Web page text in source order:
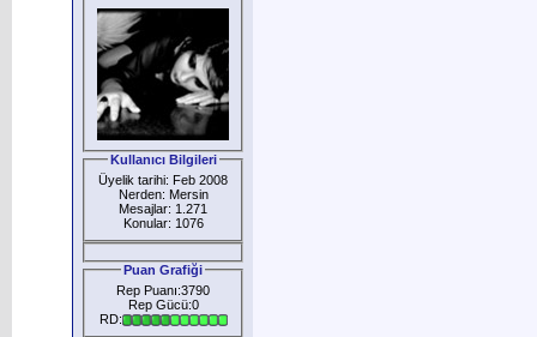
Kullanıcı Bilgileri
Üyelik tarihi: Feb 2008
Nerden: Mersin
Mesajlar: 1.271
Konular: 1076
Puan Grafiği
Rep Puanı:3790
Rep Gücü:0
RD: